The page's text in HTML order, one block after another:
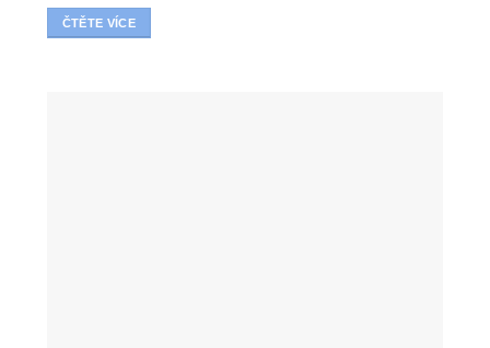
ČTĚTE VÍCE